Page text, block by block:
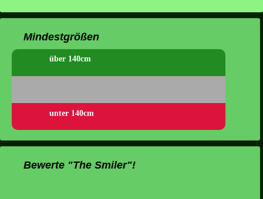
Mindestgrößen
über 140cm
unter 140cm
Bewerte "The Smiler"!